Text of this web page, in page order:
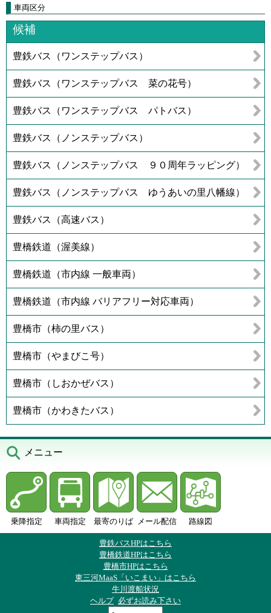
車両区分
候補
豊鉄バス（ワンステップバス）
豊鉄バス（ワンステップバス 菜の花号）
豊鉄バス（ワンステップバス パトバス）
豊鉄バス（ノンステップバス）
豊鉄バス（ノンステップバス ９０周年ラッピング）
豊鉄バス（ノンステップバス ゆうあいの里八幡線）
豊鉄バス（高速バス）
豊橋鉄道（渥美線）
豊橋鉄道（市内線 一般車両）
豊橋鉄道（市内線 バリアフリー対応車両）
豊橋市（柿の里バス）
豊橋市（やまびこ号）
豊橋市（しおかぜバス）
豊橋市（かわきたバス）
メニュー
乗降指定 車両指定 最寄のりば メール配信 路線図
豊鉄バスHPはこちら
豊橋鉄道HPはこちら
豊橋市HPはこちら
東三河MaaS「いこまい」はこちら
牛川渡船状況
ヘルプ 必ずお読み下さい